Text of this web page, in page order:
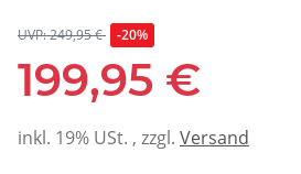
UVP: 249,95 € -20%
199,95 €
inkl. 19% USt. , zzgl. Versand